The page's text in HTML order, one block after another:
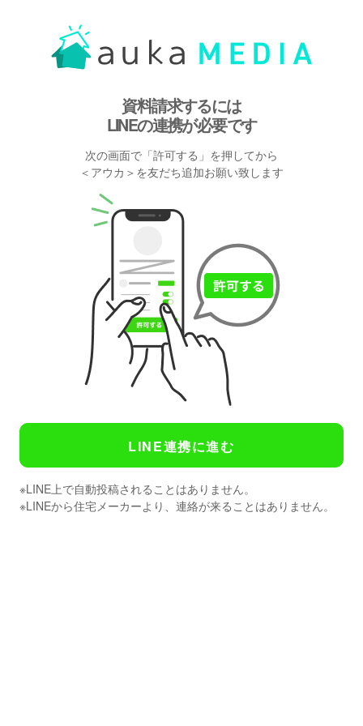
資料請求するには
LINEの連携が必要です
次の画面で「許可する」を押してから
＜アウカ＞を友だち追加お願い致します
LINE連携に進む
※LINE上で自動投稿されることはありません。
※LINEから住宅メーカーより、連絡が来ることはありません。